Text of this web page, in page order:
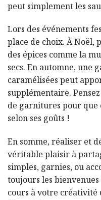
peut simplement les
Lors des événements
place de choix. À Noël,
des épices comme la
secs. En automne, une
caramélisées peut
supplémentaire.
de garnitures pour que
selon ses goûts !
En somme, réaliser et
véritable plaisir à
simples, garnies, ou
toujours les
cours à votre créativité